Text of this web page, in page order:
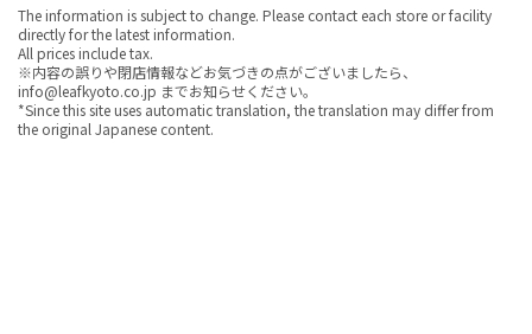
The information is subject to change. Please contact each store or facility
directly for the latest information.
All prices include tax.
※内容の誤りや閉店情報などお気づきの点がございましたら、
info@leafkyoto.co.jp までお知らせください。
*Since this site uses automatic translation, the translation may differ from
the original Japanese content.